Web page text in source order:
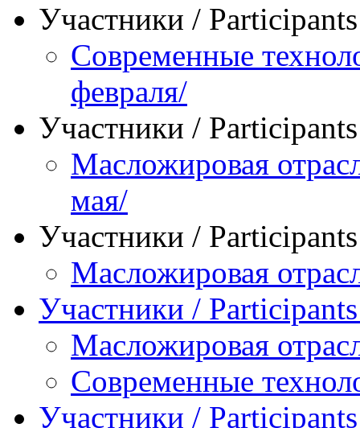
Участники /
Современные
февраля/
Участники /
Масложировая
мая/
Участники /
Масложировая
Участники /
Масложировая
Современные
Участники /